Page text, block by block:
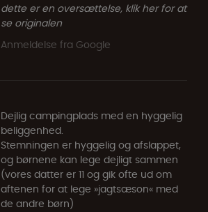
dette er en oversættelse, klik her for at
se originalen
Anmeldelse fra Google
Dejlig campingplads med en hyggelig
beliggenhed.
Stemningen er hyggelig og afslappet,
og børnene kan lege dejligt sammen
(vores datter er 11 og gik ofte ud om
aftenen for at lege »jagtsæson« med
de andre børn)